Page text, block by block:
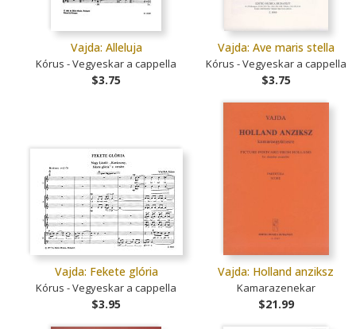
Vajda: Alleluja
Kórus - Vegyeskar a cappella
$3.75
Vajda: Ave maris stella
Kórus - Vegyeskar a cappella
$3.75
Vajda: Fekete glória
Kórus - Vegyeskar a cappella
$3.95
Vajda: Holland anziksz
Kamarazenekar
$21.99